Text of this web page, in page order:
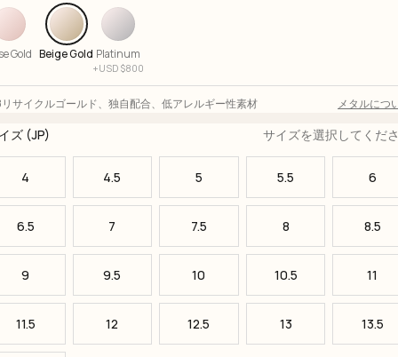
Archive
Gold Beige Gold Platinum
+USD $800
リサイクルゴールド 独自配合 低アレルギー性素材 メタルにつ
ズ (JP) サイズを選択してくだ
4 4.5 5 5.5 6
6.5 7 7.5 8 8.5
9 9.5 10 10.5 11
11.5 12 12.5 13 13.5